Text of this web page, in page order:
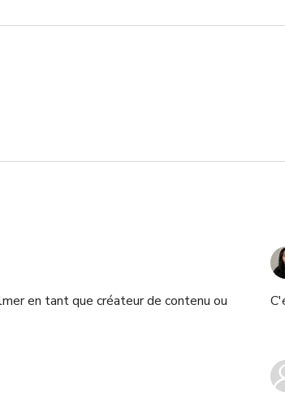
space-private-fitness-room
en tant que créateur de contenu ou